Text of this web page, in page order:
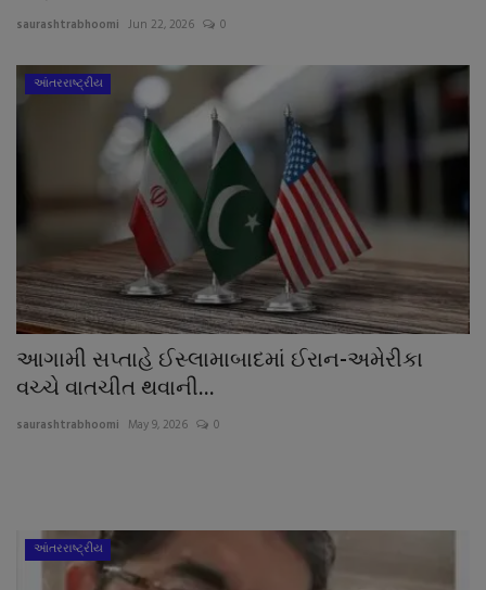
About Author
Contact
Dipotsav Special
આંતરરાષ્ટ્રીય
રાષ્ટ્રીય
ગુજરાત
જુનાગઢ
Support US
સ્થાનિક સમાચાર
saurashtrabhoomi Jun 22, 2026 0
આંતરરાષ્ટ્રીય
આગામી સપ્તાહે ઈસ્લામાબાદમાં ઈરાન-અમેરીકા
વચ્ચે વાતચીત થવાની...
saurashtrabhoomi May 9, 2026 0
આંતરરાષ્ટ્રીય